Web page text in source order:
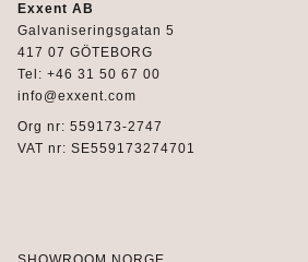
Mediabank
Bli återförsäljare
Exxent AB
Galvaniseringsgatan 5
417 07 GÖTEBORG
Tel: +46 31 50 67 00
info@exxent.com
Org nr: 559173-2747
VAT nr: SE559173274701